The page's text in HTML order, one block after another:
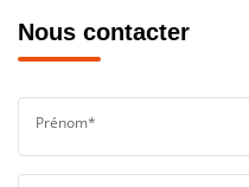
Nous contacter
Prénom*